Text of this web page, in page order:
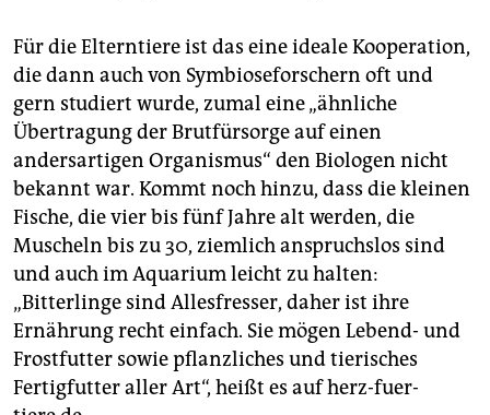
Für die Elterntiere ist das eine ideale Kooperation,
die dann auch von Symbioseforschern oft und
gern studiert wurde, zumal eine „ähnliche
Übertragung der Brutfürsorge auf einen
andersartigen Organismus“ den Biologen nicht
bekannt war. Kommt noch hinzu, dass die kleinen
Fische, die vier bis fünf Jahre alt werden, die
Muscheln bis zu 30, ziemlich anspruchslos sind
und auch im Aquarium leicht zu halten:
„Bitterlinge sind Allesfresser, daher ist ihre
Ernährung recht einfach. Sie mögen Lebend- und
Frostfutter sowie pflanzliches und tierisches
Fertigfutter aller Art“, heißt es auf herz-fuer-